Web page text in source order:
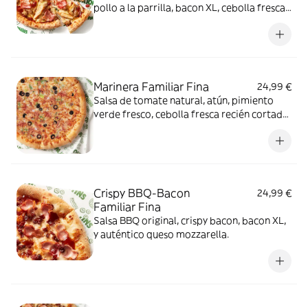
pollo a la parrilla, bacon XL, cebolla fresca
Marinera Familiar Fina
24,99 €
Salsa de tomate natural, atún, pimiento
verde fresco, cebolla fresca recién cortada,
Crispy BBQ-Bacon
Familiar Fina
24,99 €
Salsa BBQ original, crispy bacon, bacon XL,
y auténtico queso mozzarella.